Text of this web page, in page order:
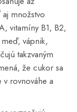
množstvo
vitamíny B1, B2,
vápnik,
takzvaným
že cukor sa
v rovnováhe a